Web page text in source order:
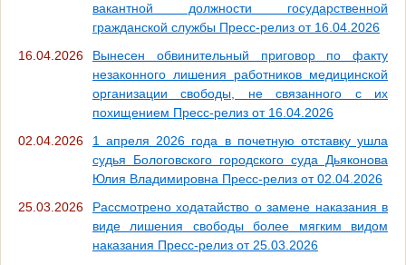
вакантной должности государственной
гражданской службы Пресс-релиз от 16.04.2026
16.04.2026
Вынесен обвинительный приговор по факту
незаконного лишения работников медицинской
организации свободы, не связанного с их
похищением Пресс-релиз от 16.04.2026
02.04.2026
1 апреля 2026 года в почетную отставку ушла
судья Бологовского городского суда Дьяконова
Юлия Владимировна Пресс-релиз от 02.04.2026
25.03.2026
Рассмотрено ходатайство о замене наказания в
виде лишения свободы более мягким видом
наказания Пресс-релиз от 25.03.2026